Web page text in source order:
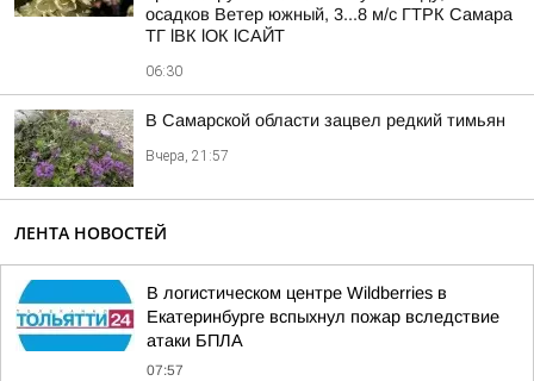
осадков Ветер южный, 3...8 м/с ГТРК Самара
ТГ lВК lОК lСАЙТ
06:30
В Самарской области зацвел редкий тимьян
Вчера, 21:57
ЛЕНТА НОВОСТЕЙ
В логистическом центре Wildberries в
Екатеринбурге вспыхнул пожар вследствие
атаки БПЛА
07:57